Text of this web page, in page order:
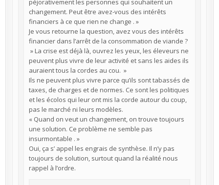
changement. Peut être avez-vous des intérêts
financiers à ce que rien ne change . »
Je vous retourne la question, avez vous des intérêts
financier dans l’arrêt de la consommation de viande ?
» La crise est déjà là, ouvrez les yeux, les éleveurs ne
peuvent plus vivre de leur activité et sans les aides ils
auraient tous la cordes au cou. »
Ils ne peuvent plus vivre parce qu’ils sont tabassés de
taxes, de charges et de normes. Ce sont les politiques
et les écolos qui leur ont mis la corde autour du coup,
pas le marché ni leurs modèles.
« Quand on veut un changement, on trouve toujours
une solution. Ce problème ne semble pas
insurmontable . »
Oui, ça s’ appel les engrais de synthèse. Il n’y pas
toujours de solution, surtout quand la réalité nous
rappel à l’ordre.